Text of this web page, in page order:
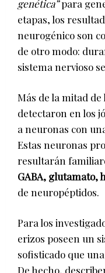
genética”para
etapas, los
neurogénico son
de otro modo:
sistema nervioso
Más de la mitad
detectaron en los
a neuronas con
Estas neuronas
resultarán
GABA, glutamato,
de neuropéptidos.
Para los
erizos poseen un
sofisticado que
De hecho,